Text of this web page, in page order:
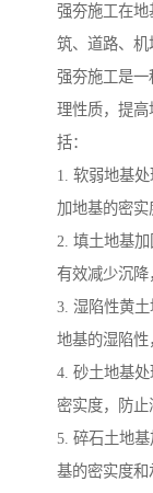
强夯施工在
筑、道路、机
强夯施工是
理性质，提
括：
1. 软弱地基
加地基的密实
2. 填土地基
有效减少沉降
3. 湿陷性黄
地基的湿陷性
4. 砂土地基
密实度，防止
5. 碎石土地
基的密实度和